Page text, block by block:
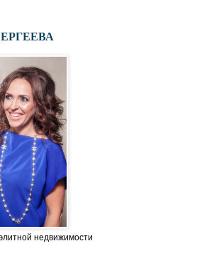
недвижимости